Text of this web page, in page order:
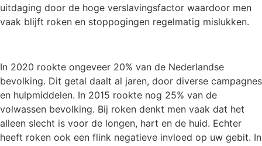
uitdaging door de hoge verslavingsfactor waardoor men
vaak blijft roken en stoppogingen regelmatig mislukken.
In 2020 rookte ongeveer 20% van de Nederlandse
bevolking. Dit getal daalt al jaren, door diverse campagnes
en hulpmiddelen. In 2015 rookte nog 25% van de
volwassen bevolking. Bij roken denkt men vaak dat het
alleen slecht is voor de longen, hart en de huid. Echter
heeft roken ook een flink negatieve invloed op uw gebit. In